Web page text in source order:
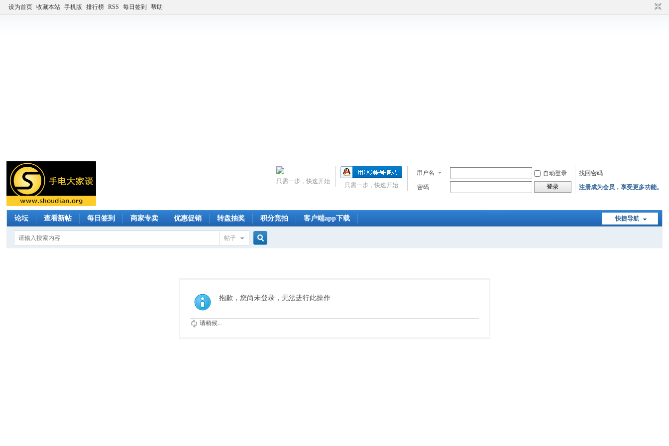
设为首页 收藏本站 手机版 排行榜 RSS 每日签到 帮助
用户名 自动登录
找回密码
密码
登录 注册成为会员，享受更多功能。
只需一步，快速开始
只需一步，快速开始
快捷导航
论坛 查看新帖 每日签到 商家专卖 优惠促销 转盘抽奖 积分竞拍 客户端app下载
帖子
索
抱歉，您尚未登录，无法进行此操作
请稍候...